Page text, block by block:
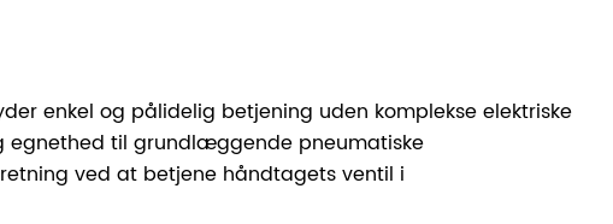
enkel og pålidelig betjening uden komplekse elektriske
egnethed til grundlæggende pneumatiske
ved at betjene håndtagets ventil i